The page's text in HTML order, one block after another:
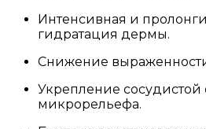
Интенсивная и
гидратация дермы.
Снижение
Укрепление
микрорельефа.